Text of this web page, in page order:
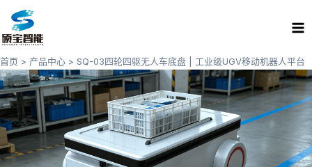
内
首页 产品中心 SQ-03四轮四驱无人车底盘 | 工业级UGV移动机器人平台